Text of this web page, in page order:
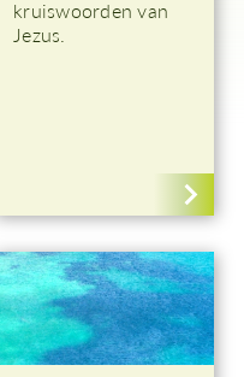
kruiswoorden van
Jezus.